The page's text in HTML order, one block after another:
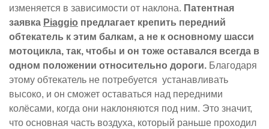
изменяется в зависимости от наклона. Патентная
заявка Piaggio предлагает крепить передний
обтекатель к этим балкам, а не к основному шасси
мотоцикла, так, чтобы и он тоже оставался всегда в
одном положении относительно дороги. Благодаря
этому обтекатель не потребуется устанавливать
высоко, и он сможет оставаться над передними
колёсами, когда они наклоняются под ним. Это значит,
что основная часть воздуха, который раньше проходил